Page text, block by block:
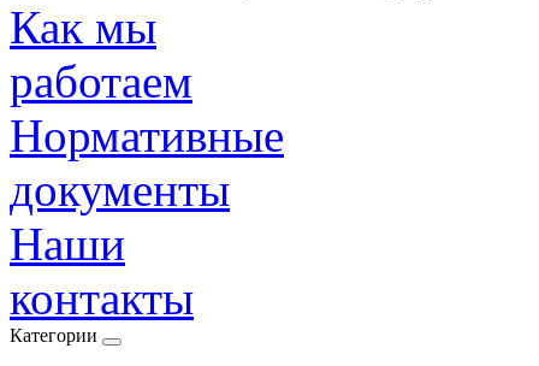
Как мы
работаем
Нормативные
документы
Наши
контакты
Категории